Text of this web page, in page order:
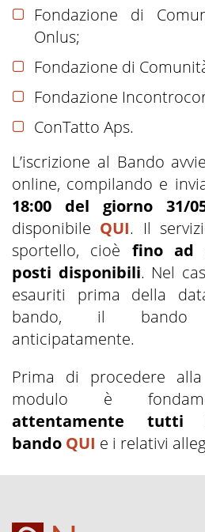
Fondazione di
Onlus;
Fondazione di
Fondazione
ConTatto Aps.
L’iscrizione al Bando
online, compilando e
18:00 del giorno 31/
disponibile QUI. Il
sportello, cioè fino ad
posti disponibili. Nel
esauriti prima della
bando, il bando
anticipatamente.
Prima di procedere
modulo è
attentamente
bando QUI e i relativi